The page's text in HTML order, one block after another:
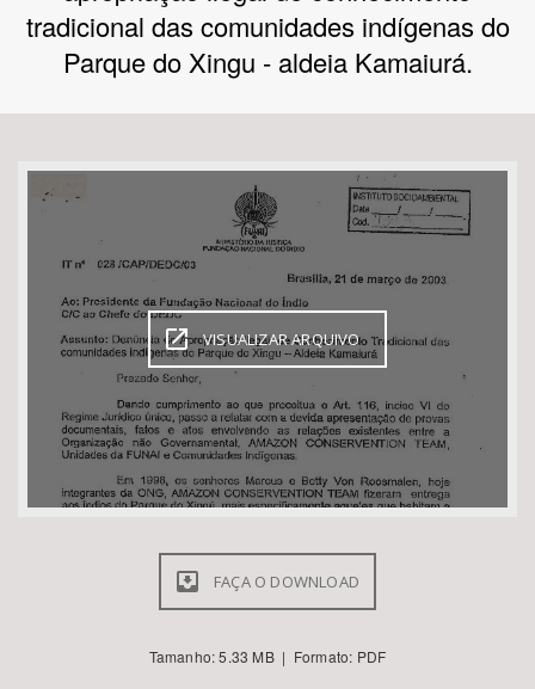
Bioma / Bacia
Tema
Área de Levantamento
Área Protegida
tradicional das comunidades indígenas do
Parque do Xingu - aldeia Kamaiurá.
VISUALIZAR ARQUIVO
FAÇA O DOWNLOAD
Tamanho: 5.33 MB | Formato: PDF